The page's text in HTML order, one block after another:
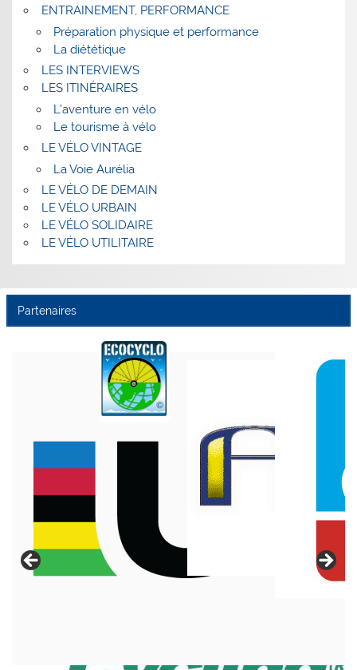
ENTRAINEMENT, PERFORMANCE
Préparation physique et performance
La diététique
LES INTERVIEWS
LES ITINÉRAIRES
L’aventure en vélo
Le tourisme à vélo
LE VÉLO VINTAGE
La Voie Aurélia
LE VÉLO DE DEMAIN
LE VÉLO URBAIN
LE VÉLO SOLIDAIRE
LE VÉLO UTILITAIRE
Partenaires